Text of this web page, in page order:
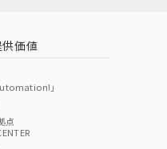
価値
」
点